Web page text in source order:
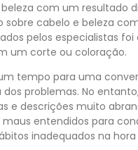
com um resultado
sobre cabelo e beleza
pelos especialistas
um corte ou coloração.
tempo para uma
problemas. No
e descrições muito
maus entendidos para
inadequados na